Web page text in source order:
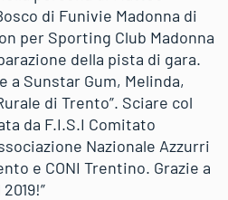
di Funivie Madonna di
per Sporting Club Madonna
della pista di gara.
a Sunstar Gum, Melinda,
di Trento”. Sciare col
da F.I.S.I Comitato
Nazionale Azzurri
e CONI Trentino. Grazie a